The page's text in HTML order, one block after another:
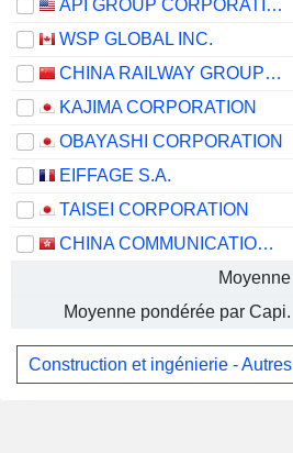
API GROUP CORPORATION
WSP GLOBAL INC.
CHINA RAILWAY GROUP LIMITED
KAJIMA CORPORATION
OBAYASHI CORPORATION
EIFFAGE S.A.
TAISEI CORPORATION
CHINA COMMUNICATIONS CONSTRUCTION COMPANY LIMITED
Moyenne
Moyenne pondérée par Capi.
Construction et ingénierie - Autres